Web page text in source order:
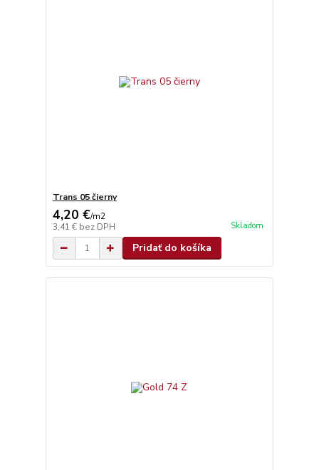
Trans 05 čierny
4,20 €/m2
3,41 € bez DPH Skladom
Pridať do košíka